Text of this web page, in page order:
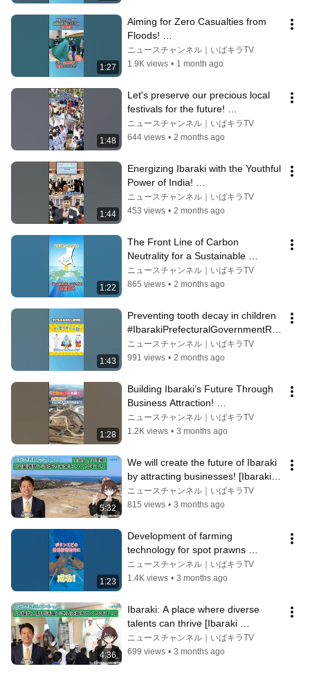
1:27
Aiming for Zero Casualties from
Floods!
#IbarakiPrefecturalGovernmentRe
port #IbarakiPrefecture
ニュースチャンネル｜いばキラTV
1.9K views • 1 month ago
1:48
Let's preserve our precious local
festivals for the future!
#IbarakiPrefectureReport
#IbarakiPref...
ニュースチャンネル｜いばキラTV
644 views • 2 months ago
1:44
Energizing Ibaraki with the Youthful
Power of India!
#IbarakiPrefectureReport
#IbarakiPrefecture
ニュースチャンネル｜いばキラTV
453 views • 2 months ago
1:22
The Front Line of Carbon
Neutrality for a Sustainable
Future!! #IbarakiPrefectureReport
#IbarakiP...
ニュースチャンネル｜いばキラTV
865 views • 2 months ago
1:43
Preventing tooth decay in children
#IbarakiPrefecturalGovernmentRe
port #IbarakiPrefecture
ニュースチャンネル｜いばキラTV
991 views • 2 months ago
1:28
Building Ibaraki’s Future Through
Business Attraction!
#IbarakiPrefecturalReport
#IbarakiPrefecture
ニュースチャンネル｜いばキラTV
1.2K views • 3 months ago
5:32
We will create the future of Ibaraki
by attracting businesses! [Ibaraki
Prefectural Government Re...
ニュースチャンネル｜いばキラTV
815 views • 3 months ago
1:23
Development of farming
technology for spot prawns
#IbarakiPrefecturalGovernmentRe
port #IbarakiPre...
ニュースチャンネル｜いばキラTV
1.4K views • 3 months ago
4:36
Ibaraki: A place where diverse
talents can thrive [Ibaraki
Prefectural Government Report
Vol. 5]
ニュースチャンネル｜いばキラTV
699 views • 3 months ago